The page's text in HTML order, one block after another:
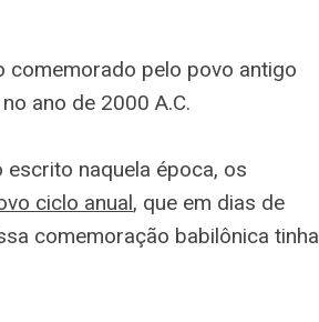
pelo povo antigo
ano de 2000 A.C.
naquela época, os
ciclo anual, que em dias de
comemoração babilônica tinha